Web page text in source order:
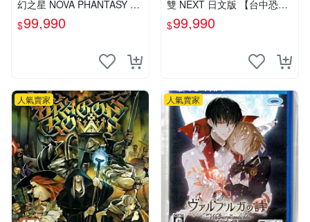
幻之星 NOVA PHANTASY ST
AR NOVA 中文版【台中恐龍
電玩】
$99,990
雙 NEXT 日文版 【台中恐龍
電玩】
$99,990
人氣賣家 人氣賣家